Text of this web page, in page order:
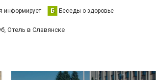
информирует Б Беседы о здоровье
Отель в Славянске